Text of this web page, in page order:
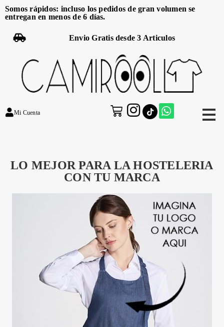
Somos rápidos: incluso los pedidos de gran volumen se
entregan en menos de 6 días.
Envio Gratis desde 3 Articulos
Mi Cuenta
LO MEJOR PARA LA HOSTELERIA
CON TU MARCA